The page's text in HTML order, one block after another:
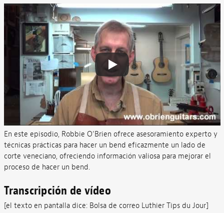
En este episodio, Robbie O’Brien ofrece asesoramiento experto y
técnicas prácticas para hacer un bend eficazmente un lado de
corte veneciano, ofreciendo información valiosa para mejorar el
proceso de hacer un bend.
Transcripción de vídeo
[el texto en pantalla dice: Bolsa de correo Luthier Tips du Jour]